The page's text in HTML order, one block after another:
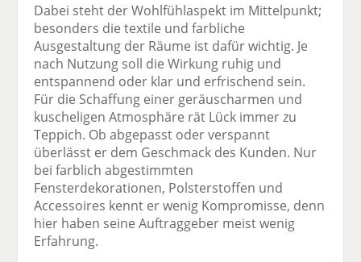
Dabei steht der Wohlfühlaspekt im Mittelpunkt;
besonders die textile und farbliche
Ausgestaltung der Räume ist dafür wichtig. Je
nach Nutzung soll die Wirkung ruhig und
entspannend oder klar und erfrischend sein.
Für die Schaffung einer geräuscharmen und
kuscheligen Atmosphäre rät Lück immer zu
Teppich. Ob abgepasst oder verspannt
überlässt er dem Geschmack des Kunden. Nur
bei farblich abgestimmten
Fensterdekorationen, Polsterstoffen und
Accessoires kennt er wenig Kompromisse, denn
hier haben seine Auftraggeber meist wenig
Erfahrung.